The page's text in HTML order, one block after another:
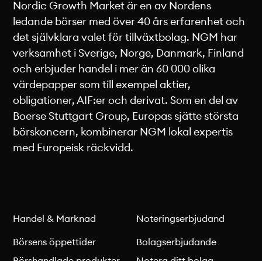
Nordic Growth Market är en av Nordens
ledande börser med över 40 års erfarenhet och
det självklara valet för tillväxtbolag. NGM har
verksamhet i Sverige, Norge, Danmark, Finland
och erbjuder handel i mer än 60 000 olika
värdepapper som till exempel aktier,
obligationer, AIF:er och derivat. Som en del av
Boerse Stuttgart Group, Europas sjätte största
börskoncern, kombinerar NGM lokal expertis
med Europeisk räckvidd.
Handel & Marknad
Börsens öppettider
Noteringserbjudand
Bolagserbjudande